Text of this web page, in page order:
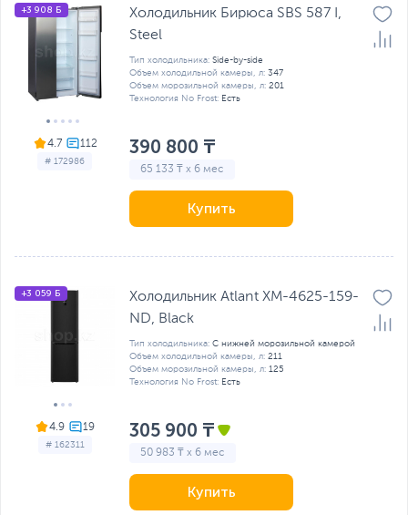
4.7
# 172986
+3 908 Б
Холодильник Бирюса SBS 587 I,
Steel
Тип холодильника: Side-by-side
Объем холодильной камеры, л: 347
Объем морозильной камеры, л: 201
Технология No Frost: Есть
390 800 ₸
65 133 ₸ x 6 мес
Купить
4.9
# 162311
+3 059 Б
Холодильник Atlant ХМ-4625-159-
ND, Black
Тип холодильника: С нижней морозильной камерой
Объем холодильной камеры, л: 211
Объем морозильной камеры, л: 125
Технология No Frost: Есть
305 900 ₸
50 983 ₸ x 6 мес
Купить